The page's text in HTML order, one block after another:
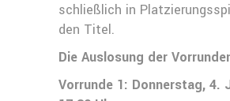
schließlich in
den Titel.
Die Auslosung der
Vorrunde 1: Donnerstag, 4.